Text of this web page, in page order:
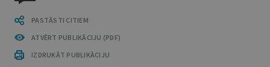
PASTĀSTI CITIEM
ATVĒRT PUBLIKĀCIJU (PDF)
IZDRUKĀT PUBLIKĀCIJU